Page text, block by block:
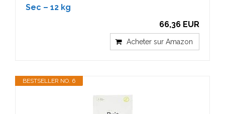
Sec – 12 kg
66,36 EUR
Acheter sur Amazon
BESTSELLER NO. 6